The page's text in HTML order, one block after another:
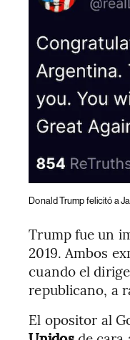
Donald Trump felicitó a
Trump fue un
2019. Ambos
cuando el
republicano, a
El opositor al